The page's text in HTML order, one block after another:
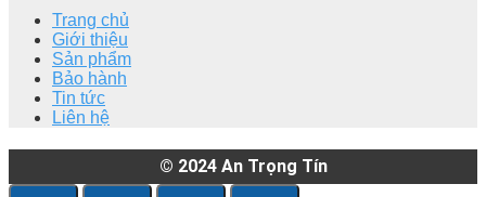
Trang chủ
Giới thiệu
Sản phẩm
Bảo hành
Tin tức
Liên hệ
© 2024 An Trọng Tín